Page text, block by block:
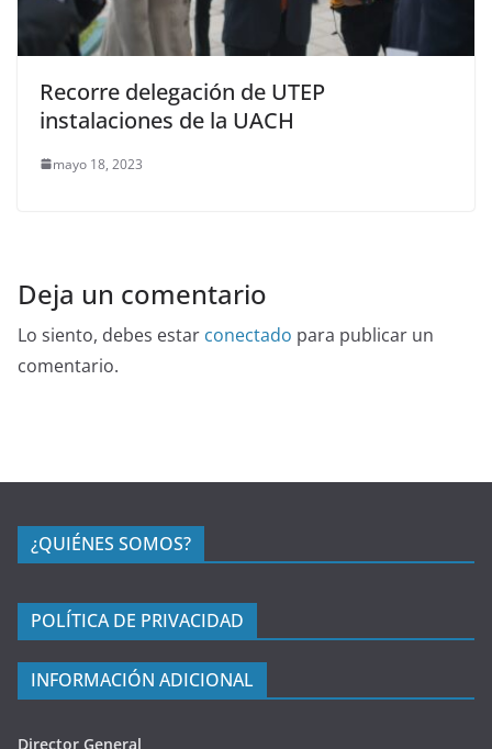
Recorre delegación de UTEP
instalaciones de la UACH
mayo 18, 2023
Deja un comentario
Lo siento, debes estar conectado para publicar un
comentario.
¿QUIÉNES SOMOS?
POLÍTICA DE PRIVACIDAD
INFORMACIÓN ADICIONAL
Director General